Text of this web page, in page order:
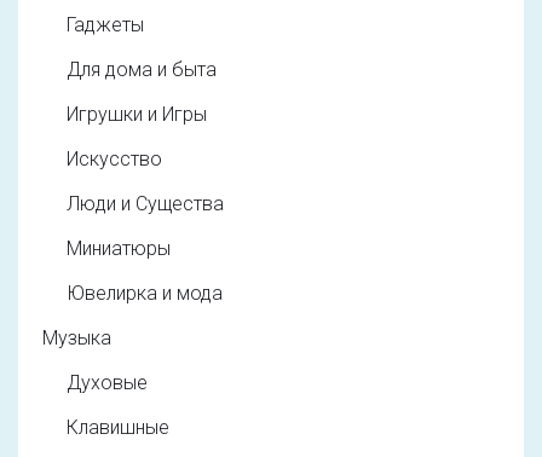
Гаджеты
Для дома и быта
Игрушки и Игры
Искусство
Люди и Существа
Миниатюры
Ювелирка и мода
Музыка
Духовые
Клавишные